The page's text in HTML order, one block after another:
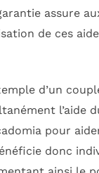
assure
de ces
d’un
l’aide
pour
donc